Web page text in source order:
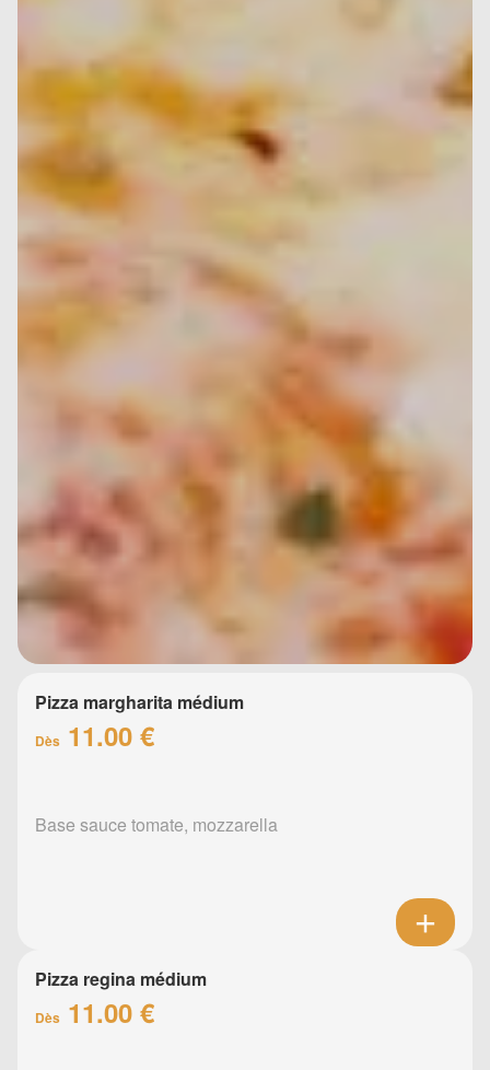
Pizza margharita médium
Dès 11.00 €
Base sauce tomate, mozzarella
Pizza regina médium
Dès 11.00 €